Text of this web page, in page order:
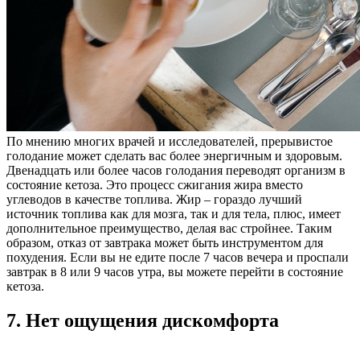
По мнению многих врачей и исследователей, прерывистое
голодание может сделать вас более энергичным и здоровым.
Двенадцать или более часов голодания переводят организм в
состояние кетоза. Это процесс сжигания жира вместо
углеводов в качестве топлива. Жир – гораздо лучший
источник топлива как для мозга, так и для тела, плюс, имеет
дополнительное преимущество, делая вас стройнее. Таким
образом, отказ от завтрака может быть инструментом для
похудения. Если вы не едите после 7 часов вечера и проспали
завтрак в 8 или 9 часов утра, вы можете перейти в состояние
кетоза.
7. Нет ощущения дискомфорта